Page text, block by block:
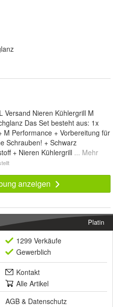
Versand Nieren Kühlergrill M
Das Set besteht aus: 1x
M Performance + Vorbereitung für
Schrauben! + Schwarz
+ Nieren Kühlergrill ... Mehr
anzeigen
Platin
1299 Verkäufe
Gewerblich
Kontakt
Alle Artikel
AGB & Datenschutz